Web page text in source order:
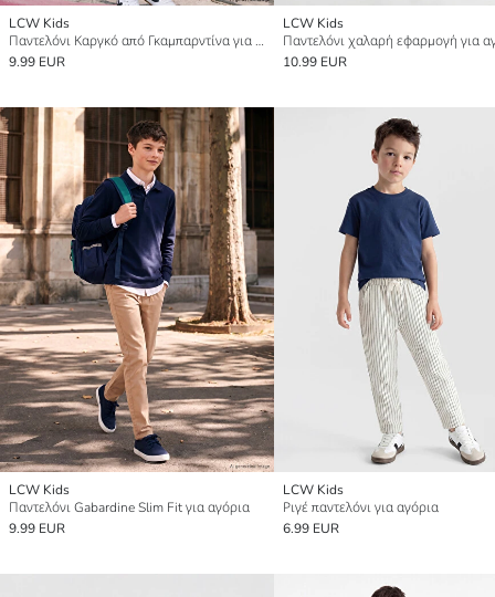
LCW Kids
Παντελόνι Καργκό από Γκαμπαρντίνα για αγόρια
9.99 EUR
LCW Kids
10.99 EUR
LCW Kids
Παντελόνι Gabardine Slim Fit για αγόρια
9.99 EUR
LCW Kids
Ριγέ παντελόνι για αγόρια
6.99 EUR